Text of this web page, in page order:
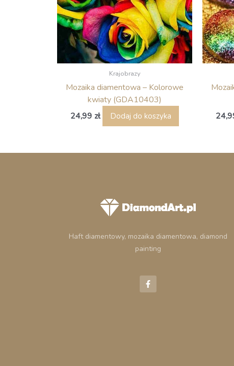
Krajobrazy
Mozaika diamentowa – Kolorowe
kwiaty (GDA10403)
24,99 zł Dodaj do koszyka
Haft diamentowy, mozaika diamentowa, diamond
painting
a
c
e